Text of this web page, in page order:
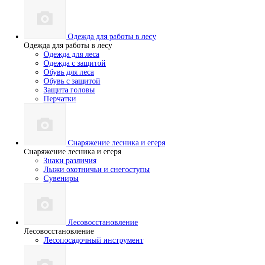
Одежда для работы в лесу
Одежда для работы в лесу
Одежда для леса
Одежда с защитой
Обувь для леса
Обувь с защитой
Защита головы
Перчатки
Снаряжение лесника и егеря
Снаряжение лесника и егеря
Знаки различия
Лыжи охотничьи и снегоступы
Сувениры
Лесовосстановление
Лесовосстановление
Лесопосадочный инструмент